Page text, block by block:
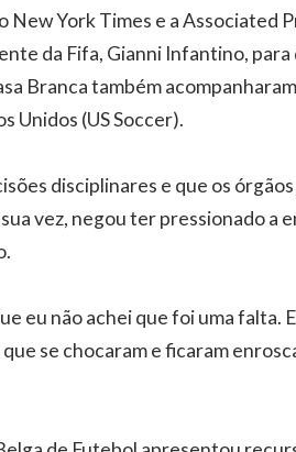
York Times e a Associated
da Fifa, Gianni Infantino, para
Branca também
Unidos (US Soccer).
disciplinares e que os órgãos
vez, negou ter pressionado a
eu não achei que foi uma falta.
se chocaram e ficaram